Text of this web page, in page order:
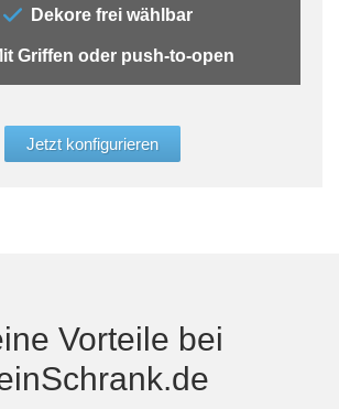
Dekore frei wählbar
Griffen oder push-to-open
Jetzt konfigurieren
Vorteile bei